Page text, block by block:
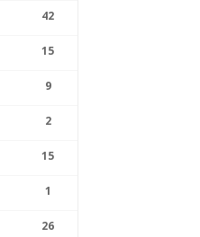
42
15
9
2
15
1
26